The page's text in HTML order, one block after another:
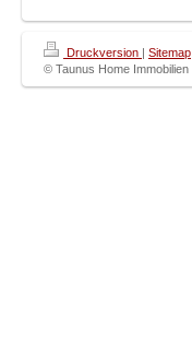
Druckversion | Sitemap
© Taunus Home Immobilien